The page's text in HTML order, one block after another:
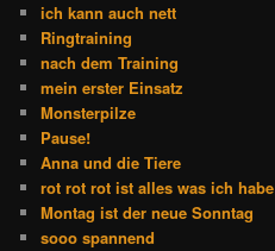
ich kann auch nett
Ringtraining
nach dem Training
mein erster Einsatz
Monsterpilze
Pause!
Anna und die Tiere
rot rot rot ist alles was ich habe
Montag ist der neue Sonntag
sooo spannend